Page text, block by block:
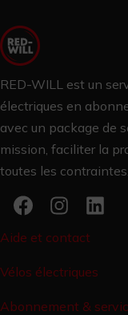
RED-WILL est un
électriques en
avec un package de
mission, faciliter la
toutes les contraintes.
Aide et contact
Vélos électriques
Abonnement &